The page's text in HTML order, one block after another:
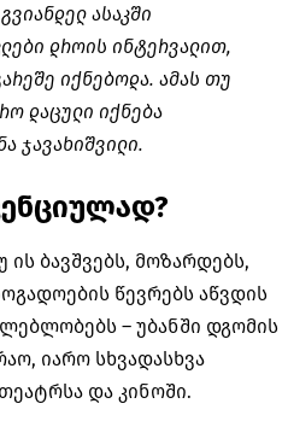
ასაკში
დროის ინტერვალით,
იქნებოდა. ამას თუ
დაცული იქნება
ჯავახიშვილი.
ის ბავშვებს, მოზარდებს,
წევრებს აწვდის
– უბანში დგომის
იარო სხვადასხვა
და კინოში.